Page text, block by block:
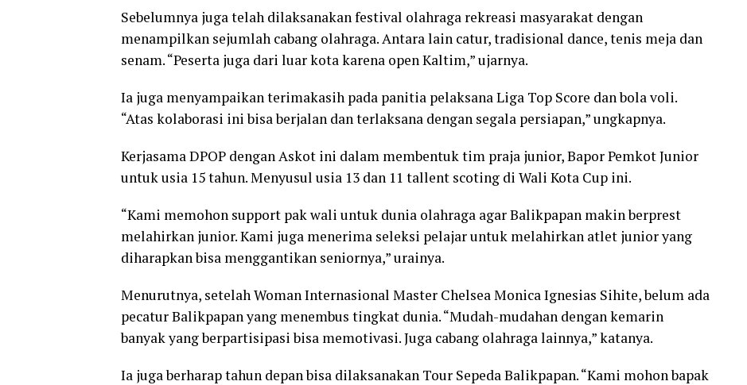
Sebelumnya juga telah dilaksanakan festival olahraga rekreasi masyarakat dengan
menampilkan sejumlah cabang olahraga. Antara lain catur, tradisional dance, tenis meja dan
senam. “Peserta juga dari luar kota karena open Kaltim,” ujarnya.
Ia juga menyampaikan terimakasih pada panitia pelaksana Liga Top Score dan bola voli.
“Atas kolaborasi ini bisa berjalan dan terlaksana dengan segala persiapan,” ungkapnya.
Kerjasama DPOP dengan Askot ini dalam membentuk tim praja junior, Bapor Pemkot Junior
untuk usia 15 tahun. Menyusul usia 13 dan 11 tallent scoting di Wali Kota Cup ini.
“Kami memohon support pak wali untuk dunia olahraga agar Balikpapan makin berprest
melahirkan junior. Kami juga menerima seleksi pelajar untuk melahirkan atlet junior yang
diharapkan bisa menggantikan seniornya,” urainya.
Menurutnya, setelah Woman Internasional Master Chelsea Monica Ignesias Sihite, belum ada
pecatur Balikpapan yang menembus tingkat dunia. “Mudah-mudahan dengan kemarin
banyak yang berpartisipasi bisa memotivasi. Juga cabang olahraga lainnya,” katanya.
Ia juga berharap tahun depan bisa dilaksanakan Tour Sepeda Balikpapan. “Kami mohon bapak